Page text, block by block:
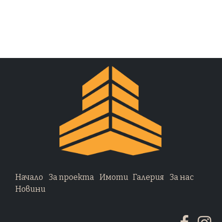
Начало За проекта Имоти Галерия
За нас
Новини